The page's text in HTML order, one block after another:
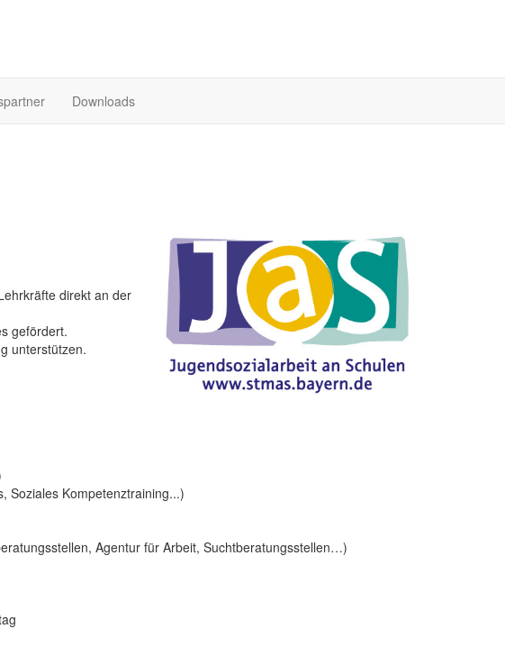
Downloads
direkt an der
gefördert.
unterstützen.
Soziales Kompetenztraining...)
Agentur für Arbeit, Suchtberatungsstellen…)